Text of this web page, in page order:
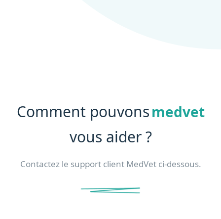
Comment pouvonsmedvet
vous aider ?
Contactez le support client MedVet ci-dessous.